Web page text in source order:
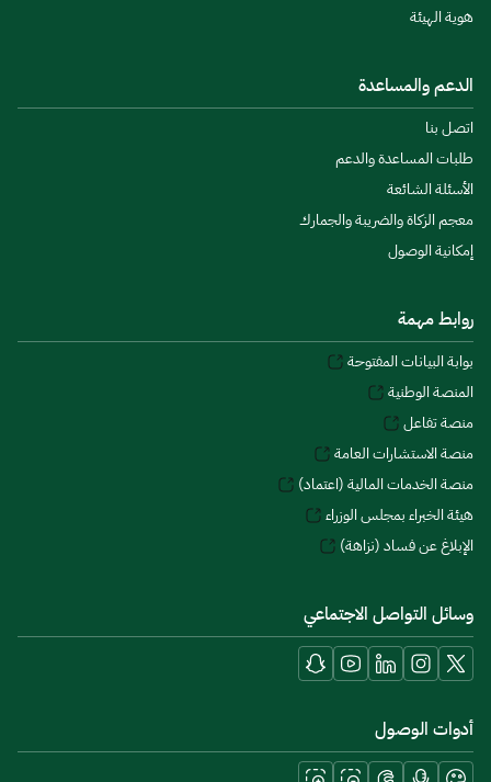
هوية الهيئة
الدعم والمساعدة
اتصل بنا
طلبات المساعدة والدعم
الأسئلة الشائعة
معجم الزكاة والضريبة والجمارك
إمكانية الوصول
روابط مهمة
بوابة البيانات المفتوحة
المنصة الوطنية
منصة تفاعل
منصة الاستشارات العامة
منصة الخدمات المالية (اعتماد)
هيئة الخبراء بمجلس الوزراء
الإبلاغ عن فساد (نزاهة)
وسائل التواصل الاجتماعي
أدوات الوصول